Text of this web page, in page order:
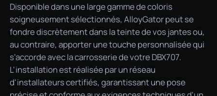
Disponible dans une large gamme de coloris
soigneusement sélectionnés, AlloyGator peut se
fondre discrètement dans la teinte de vos jantes ou,
au contraire, apporter une touche personnalisée qui
s'accorde avec la carrosserie de votre DBX707.
L'installation est réalisée par un réseau
d'installateurs certifiés, garantissant une pose